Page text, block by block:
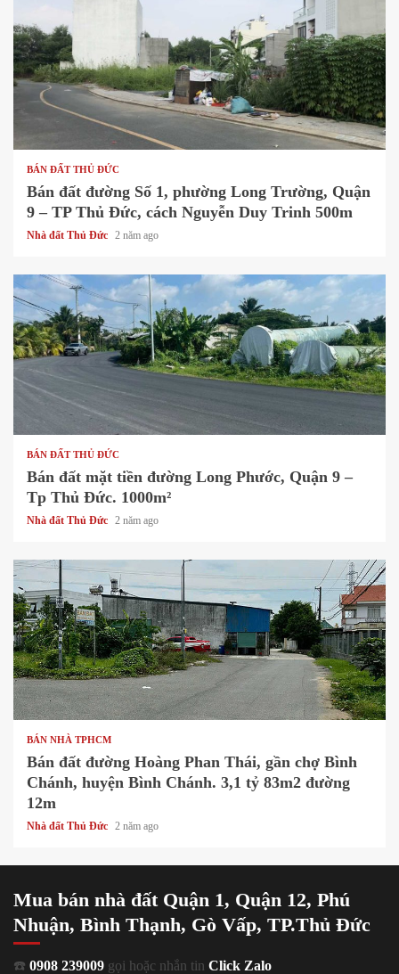
BÁN ĐẤT THỦ ĐỨC
Bán đất đường Số 1, phường Long Trường, Quận
9 – TP Thủ Đức, cách Nguyễn Duy Trinh 500m
Nhà đất Thủ Đức 2 năm ago
1 min read
BÁN ĐẤT THỦ ĐỨC
Bán đất mặt tiền đường Long Phước, Quận 9 –
Tp Thủ Đức. 1000m²
Nhà đất Thủ Đức 2 năm ago
1 min read
BÁN NHÀ TPHCM
Bán đất đường Hoàng Phan Thái, gần chợ Bình
Chánh, huyện Bình Chánh. 3,1 tỷ 83m2 đường
12m
Nhà đất Thủ Đức 2 năm ago
Mua bán nhà đất Quận 1, Quận 12, Phú
Nhuận, Bình Thạnh, Gò Vấp, TP.Thủ Đức
☎️ 0908 239009 gọi hoặc nhắn tin Click Zalo